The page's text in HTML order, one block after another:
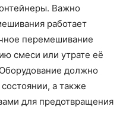
Важно
работает
перемешивание
смеси или утрате её
должно
а также
для предотвращения